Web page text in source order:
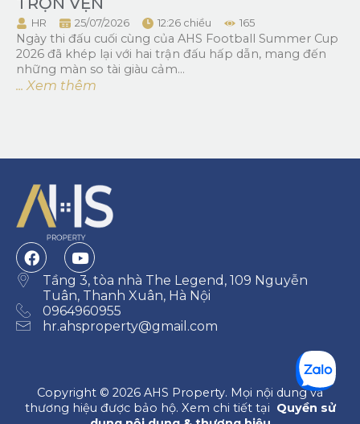
HR 25/07/2026 12:26 chiều 165
Ngày thi đấu cuối cùng của AHS Football Summer Cup
2026 đã khép lại với hai trận đấu hấp dẫn, mang đến
những màn so tài giàu cảm...
... Xem thêm
Tầng 3, tòa nhà The Legend, 109 Nguyễn
Tuân, Thanh Xuân, Hà Nội
0964960955
hr.ahsproperty@gmail.com
Copyright © 2026 AHS Property. Mọi nội dung và
thương hiệu được bảo hộ. Xem chi tiết tại Quyền sử